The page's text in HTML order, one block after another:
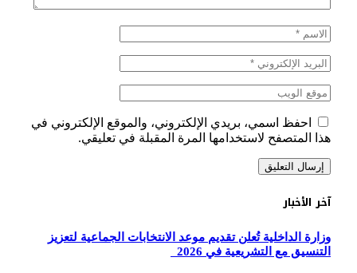
احفظ اسمي، بريدي الإلكتروني، والموقع الإلكتروني في
هذا المتصفح لاستخدامها المرة المقبلة في تعليقي.
آخر الأخبار
وزارة الداخلية تُعلن تقديم موعد الانتخابات الجماعية لتعزيز
التنسيق مع التشريعية في 2026